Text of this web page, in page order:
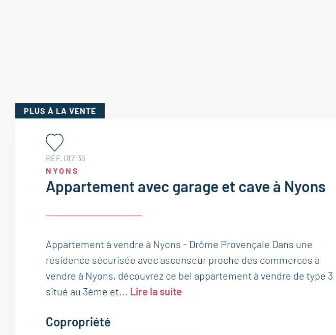
PLUS À LA VENTE
RÉF. 017135
NYONS
Appartement avec garage et cave à Nyons
Appartement à vendre à Nyons - Drôme Provençale Dans une
résidence sécurisée avec ascenseur proche des commerces à
vendre à Nyons, découvrez ce bel appartement à vendre de type 3
situé au 3ème et... Lire la suite
Copropriété